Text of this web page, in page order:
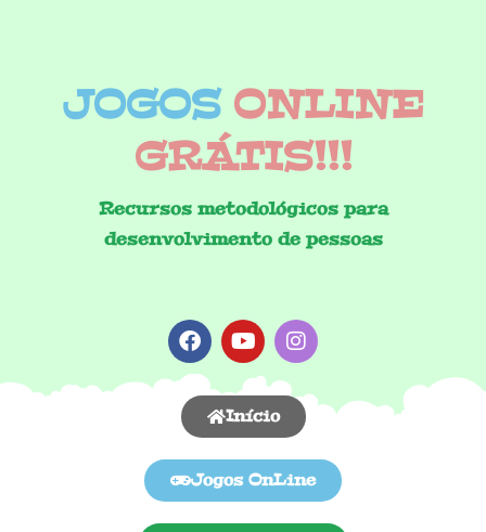
JOGOS ONLINE
GRÁTIS!!!
Recursos metodológicos para
desenvolvimento de pessoas
Início
Jogos OnLine